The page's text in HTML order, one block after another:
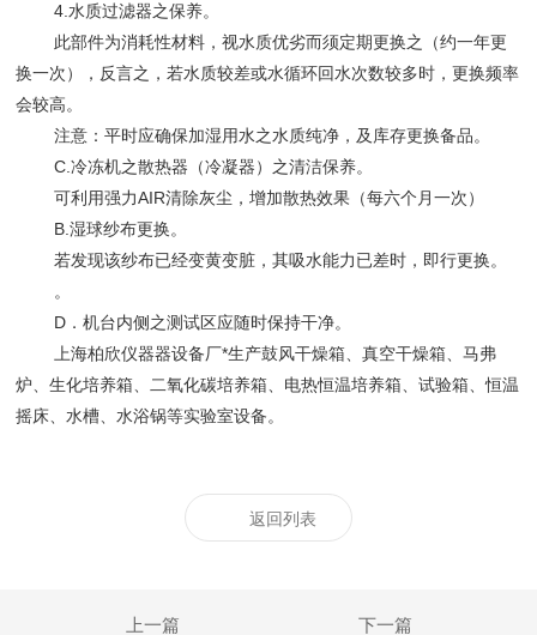
4.水质过滤器之保养。
此部件为消耗性材料，视水质优劣而须定期更换之（约一年更
换一次），反言之，若水质较差或水循环回水次数较多时，更换频率
会较高。
注意：平时应确保加湿用水之水质纯净，及库存更换备品。
C.冷冻机之散热器（冷凝器）之清洁保养。
可利用强力AIR清除灰尘，增加散热效果（每六个月一次）
B.湿球纱布更换。
若发现该纱布已经变黄变脏，其吸水能力已差时，即行更换。
。
D．机台内侧之测试区应随时保持干净。
上海柏欣仪器器设备厂*生产鼓风干燥箱、真空干燥箱、马弗
炉、生化培养箱、二氧化碳培养箱、电热恒温培养箱、试验箱、恒温
摇床、水槽、水浴锅等实验室设备。
返回列表
上一篇 下一篇